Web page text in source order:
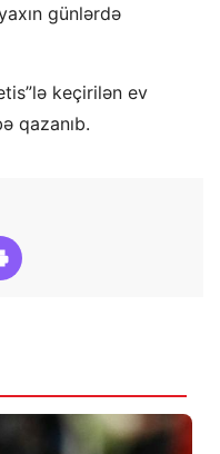
günlərdə
keçirilən ev
qazanıb.